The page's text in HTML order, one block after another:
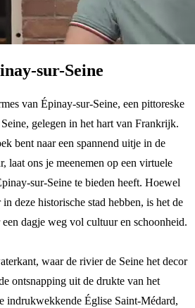
sur-Seine
van Épinay-sur-Seine, een pittoreske
gelegen in het hart van Frankrijk.
bent naar een spannend uitje in de
laat ons je meenemen op een virtuele
sur-Seine te bieden heeft. Hoewel
deze historische stad hebben, is het de
dagje weg vol cultuur en schoonheid.
waar de rivier de Seine het decor
ontsnapping uit de drukte van het
indrukwekkende Église Saint-Médard,